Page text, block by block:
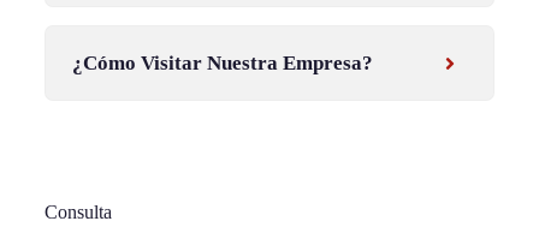
¿Cómo Visitar Nuestra Empresa?
Consulta